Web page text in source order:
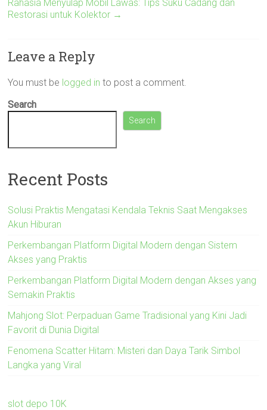
Rahasia Menyulap Mobil Lawas: Tips Suku Cadang dan
Restorasi untuk Kolektor →
Leave a Reply
You must be logged in to post a comment.
Search
Search
Recent Posts
Solusi Praktis Mengatasi Kendala Teknis Saat Mengakses
Akun Hiburan
Perkembangan Platform Digital Modern dengan Sistem
Akses yang Praktis
Perkembangan Platform Digital Modern dengan Akses yang
Semakin Praktis
Mahjong Slot: Perpaduan Game Tradisional yang Kini Jadi
Favorit di Dunia Digital
Fenomena Scatter Hitam: Misteri dan Daya Tarik Simbol
Langka yang Viral
slot depo 10K